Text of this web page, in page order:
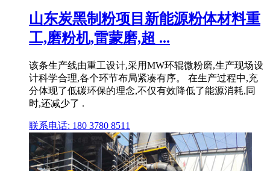
山东炭黑制粉项目新能源粉体材料重
工,磨粉机,雷蒙磨,超 ...
该条生产线由重工设计,采用MW环辊微粉磨,生产现场设
计科学合理,各个环节布局紧凑有序。 在生产过程中,充
分体现了低碳环保的理念,不仅有效降低了能源消耗,同
时,还减少了 .
联系电话: 180 3780 8511